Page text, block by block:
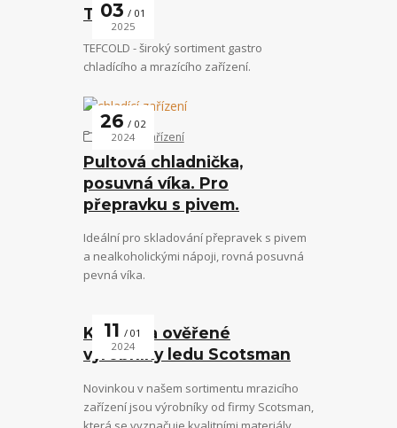
Tefcold
03
01
2025
TEFCOLD - široký sortiment gastro
chladícího a mrazícího zařízení.
Pultová chladnička,
posuvná víka. Pro
přepravku s pivem.
26
02
2024
chladící zařízení
Ideální pro skladování přepravek s pivem
a nealkoholickými nápoji, rovná posuvná
pevná víka.
Kvalitní a ověřené
výrobníky ledu Scotsman
11
01
2024
Novinkou v našem sortimentu mrazicího
zařízení jsou výrobníky od firmy Scotsman,